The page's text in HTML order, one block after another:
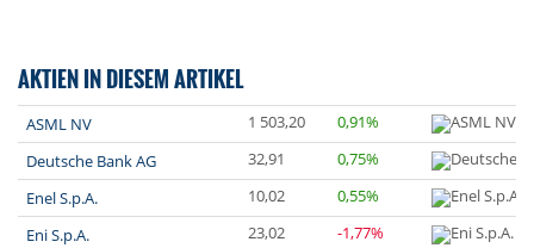
AKTIEN IN DIESEM ARTIKEL
ASML NV 1 503,20
0,91%
Deutsche Bank AG
32,91
0,75%
Enel S.p.A.
10,02
0,55%
Eni S.p.A.
23,02
-1,77%